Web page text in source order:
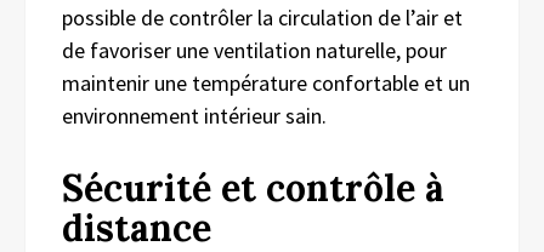
possible de contrôler la circulation de l’air et
de favoriser une ventilation naturelle, pour
maintenir une température confortable et un
environnement intérieur sain.
Sécurité et contrôle à
distance